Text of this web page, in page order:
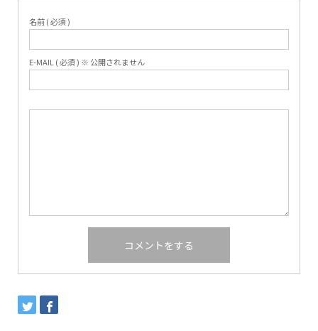
名前 ( 必須 )
E-MAIL ( 必須 ) ※ 公開されません